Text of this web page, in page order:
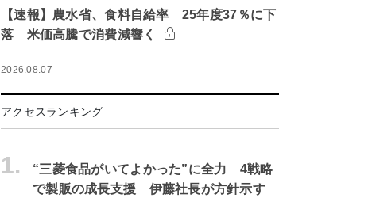
【速報】農水省、食料自給率 25年度37％に下
落 米価高騰で消費減響く
2026.08.07
アクセスランキング
1.
“三菱食品がいてよかった”に全力 4戦略
で製販の成長支援 伊藤社長が方針示す